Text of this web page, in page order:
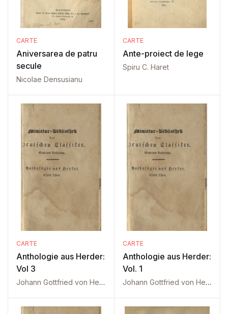
CARTE
Aniversarea de patru
secule
Nicolae Densusianu
CARTE
Ante-proiect de lege
Spiru C. Haret
CARTE
Anthologie aus Herder:
Vol 3
Johann Gottfried von Herder
CARTE
Anthologie aus Herder:
Vol. 1
Johann Gottfried von Herder